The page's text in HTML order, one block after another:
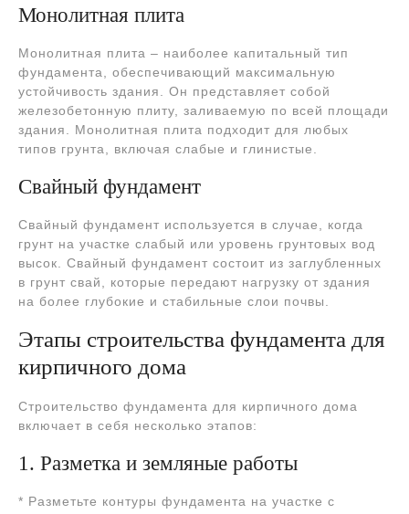
Монолитная плита
Монолитная плита – наиболее капитальный тип
фундамента, обеспечивающий максимальную
устойчивость здания. Он представляет собой
железобетонную плиту, заливаемую по всей площади
здания. Монолитная плита подходит для любых
типов грунта, включая слабые и глинистые.
Свайный фундамент
Свайный фундамент используется в случае, когда
грунт на участке слабый или уровень грунтовых вод
высок. Свайный фундамент состоит из заглубленных
в грунт свай, которые передают нагрузку от здания
на более глубокие и стабильные слои почвы.
Этапы строительства фундамента для
кирпичного дома
Строительство фундамента для кирпичного дома
включает в себя несколько этапов:
1. Разметка и земляные работы
* Разметьте контуры фундамента на участке с